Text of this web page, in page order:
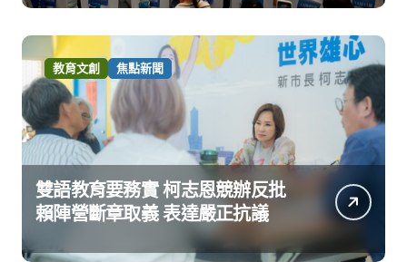
教育文創 焦點新聞
雙語教育要務實 柯志恩競辦反批
賴陣營斷章取義 表達嚴正抗議